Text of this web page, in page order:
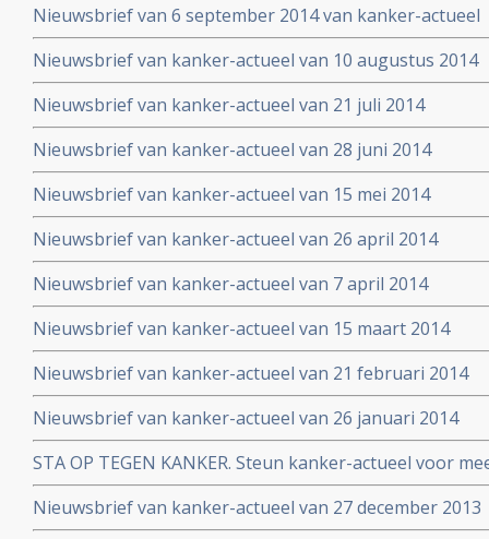
Nieuwsbrief van 6 september 2014 van kanker-actueel
Nieuwsbrief van kanker-actueel van 10 augustus 2014
Nieuwsbrief van kanker-actueel van 21 juli 2014
Nieuwsbrief van kanker-actueel van 28 juni 2014
Nieuwsbrief van kanker-actueel van 15 mei 2014
Nieuwsbrief van kanker-actueel van 26 april 2014
Nieuwsbrief van kanker-actueel van 7 april 2014
Nieuwsbrief van kanker-actueel van 15 maart 2014
Nieuwsbrief van kanker-actueel van 21 februari 2014
Nieuwsbrief van kanker-actueel van 26 januari 2014
STA OP TEGEN KANKER. Steun kanker-actueel voor
naar niet-toxische middelen en behandelingen
Nieuwsbrief van kanker-actueel van 27 december 2013